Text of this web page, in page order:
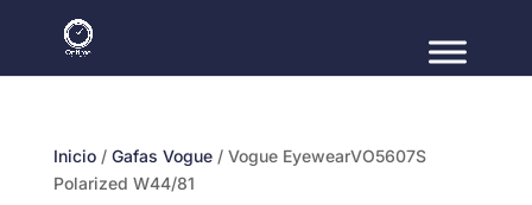
Inicio/ Gafas Vogue/ Vogue EyewearVO5607S
Polarized W44/81